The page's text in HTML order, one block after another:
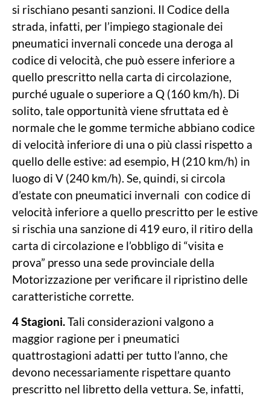
si rischiano pesanti sanzioni. Il Codice della
strada, infatti, per l’impiego stagionale dei
pneumatici invernali concede una deroga al
codice di velocità, che può essere inferiore a
quello prescritto nella carta di circolazione,
purché uguale o superiore a Q (160 km/h). Di
solito, tale opportunità viene sfruttata ed è
normale che le gomme termiche abbiano codice
di velocità inferiore di una o più classi rispetto a
quello delle estive: ad esempio, H (210 km/h) in
luogo di V (240 km/h). Se, quindi, si circola
d’estate con pneumatici invernali con codice di
velocità inferiore a quello prescritto per le estive
si rischia una sanzione di 419 euro, il ritiro della
carta di circolazione e l’obbligo di “visita e
prova” presso una sede provinciale della
Motorizzazione per verificare il ripristino delle
caratteristiche corrette.
4 Stagioni.Tali considerazioni valgono a
maggior ragione per i pneumatici
quattrostagioni adatti per tutto l’anno, che
devono necessariamente rispettare quanto
prescritto nel libretto della vettura. Se, infatti,